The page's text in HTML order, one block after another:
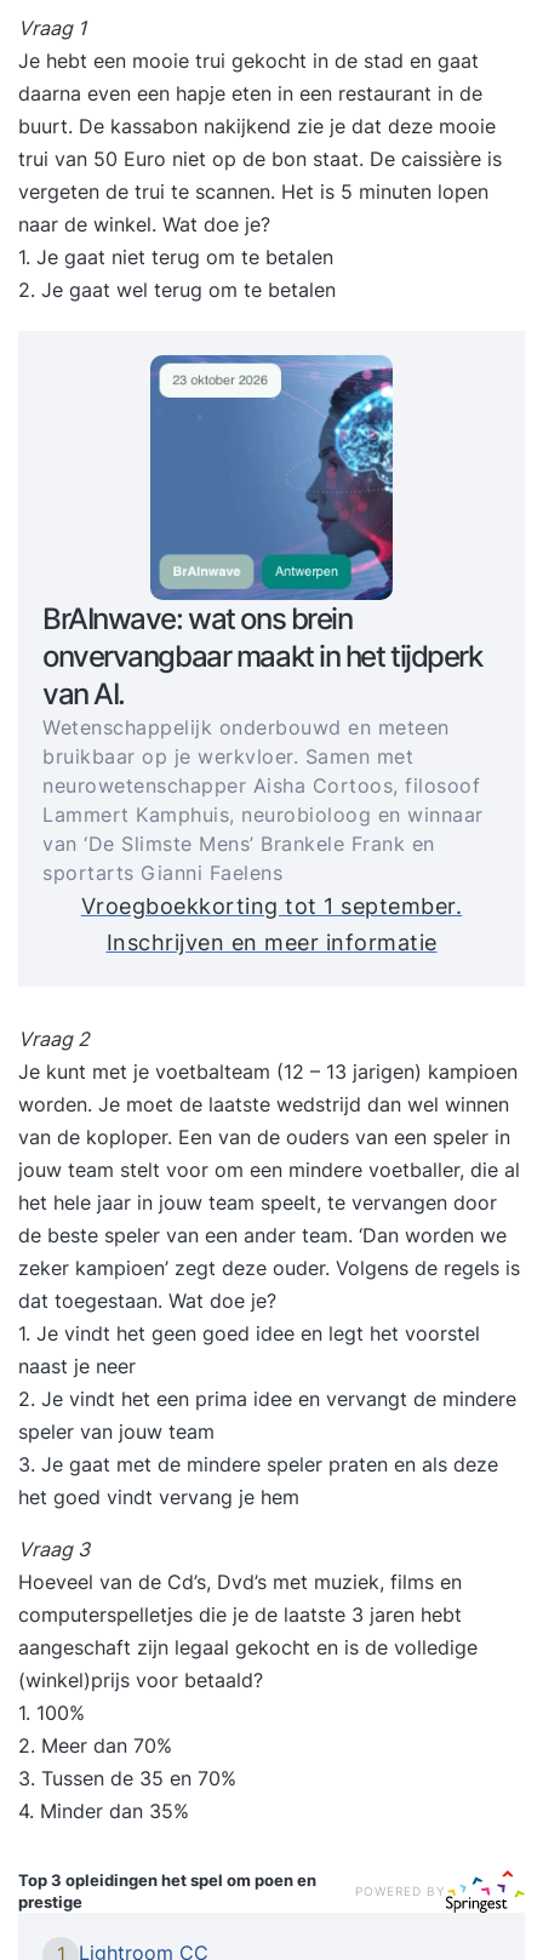
Vraag 1
Je hebt een mooie trui gekocht in de stad en gaat
daarna even een hapje eten in een restaurant in de
buurt. De kassabon nakijkend zie je dat deze mooie
trui van 50 Euro niet op de bon staat. De caissière is
vergeten de trui te scannen. Het is 5 minuten lopen
naar de winkel. Wat doe je?
1. Je gaat niet terug om te betalen
2. Je gaat wel terug om te betalen
BrAInwave: wat ons brein
onvervangbaar maakt in het tijdperk
van AI.
Wetenschappelijk onderbouwd en meteen
bruikbaar op je werkvloer. Samen met
neurowetenschapper Aisha Cortoos, filosoof
Lammert Kamphuis, neurobioloog en winnaar
van ‘De Slimste Mens’ Brankele Frank en
sportarts Gianni Faelens
Vroegboekkorting tot 1 september.
Inschrijven en meer informatie
Vraag 2
Je kunt met je voetbalteam (12 – 13 jarigen) kampioen
worden. Je moet de laatste wedstrijd dan wel winnen
van de koploper. Een van de ouders van een speler in
jouw team stelt voor om een mindere voetballer, die al
het hele jaar in jouw team speelt, te vervangen door
de beste speler van een ander team. ‘Dan worden we
zeker kampioen’ zegt deze ouder. Volgens de regels is
dat toegestaan. Wat doe je?
1. Je vindt het geen goed idee en legt het voorstel
naast je neer
2. Je vindt het een prima idee en vervangt de mindere
speler van jouw team
3. Je gaat met de mindere speler praten en als deze
het goed vindt vervang je hem
Vraag 3
Hoeveel van de Cd’s, Dvd’s met muziek, films en
computerspelletjes die je de laatste 3 jaren hebt
aangeschaft zijn legaal gekocht en is de volledige
(winkel)prijs voor betaald?
1. 100%
2. Meer dan 70%
3. Tussen de 35 en 70%
4. Minder dan 35%
Top 3 opleidingenhet spel om poen en
prestige
POWERED BY
1 Lightroom CC